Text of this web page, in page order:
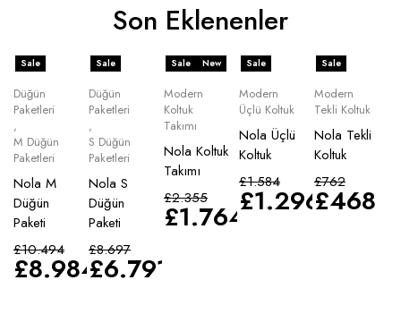
Son Eklenenler
Sale
Düğün
Paketleri
,
M Düğün
Paketleri
Nola M
Düğün
Paketi
£10.494
£8.984
Sale
Düğün
Paketleri
,
S Düğün
Paketleri
Nola S
Düğün
Paketi
£8.697
£6.791
Sale New
Modern
Koltuk
Takımı
Nola Koltuk
Takımı
£2.355
£1.764
Sale
Modern
Üçlü Koltuk
Nola Üçlü
Koltuk
£1.584
£1.296
Sale
Modern
Tekli Koltuk
Nola Tekli
Koltuk
£762
£468